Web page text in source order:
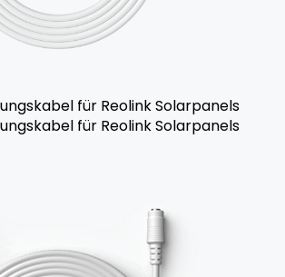
für Reolink Solarpanels
für Reolink Solarpanels